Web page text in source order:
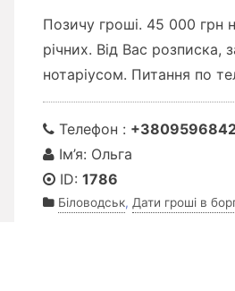
Позичу гроші. 45 000 грн
річних. Від Вас розписка,
нотаріусом. Питання по
Телефон :
Ім’я: Ольга
ID: 1786
Біловодськ, Дати гроші в